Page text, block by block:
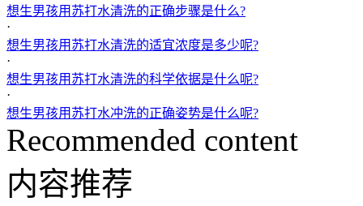
想生男孩用苏打水清洗的正确步骤是什么?
·
想生男孩用苏打水清洗的适宜浓度是多少呢?
·
想生男孩用苏打水清洗的科学依据是什么呢?
·
想生男孩用苏打水冲洗的正确姿势是什么呢?
Recommended content
内容推荐